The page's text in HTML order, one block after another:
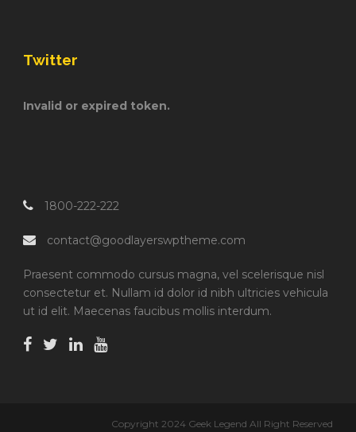
Twitter
Invalid or expired token.
1800-222-222
contact@goodlayerswptheme.com
Praesent commodo cursus magna, vel scelerisque nisl
consectetur et. Nullam id dolor id nibh ultricies vehicula
ut id elit. Maecenas faucibus mollis interdum.
Copyright 2024 Geek Legend All Right Reserved